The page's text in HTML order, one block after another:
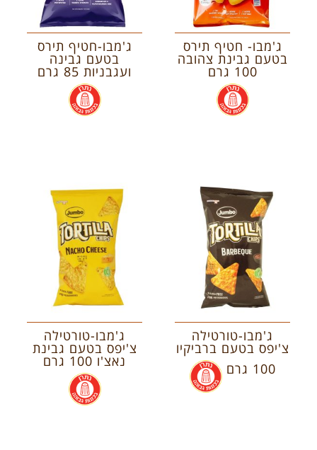
ג'מבו- חטיף תירס
בטעם גבינת צהובה
100 גרם
.
ג'מבו-חטיף תירס
בטעם גבינה
ועגבניות 85 גרם
.
ג'מבו-טורטילה
צ'יפס בטעם ברביקיו
100 גרם
.
ג'מבו-טורטילה
צ'יפס בטעם גבינת
נאצ'ו 100 גרם
.